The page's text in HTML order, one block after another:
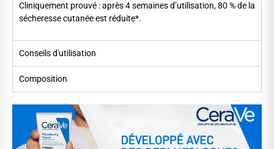
Cliniquement prouvé : après 4 semaines d’utilisation, 80 % de la
sécheresse cutanée est réduite*.
Conseils d'utilisation
Composition